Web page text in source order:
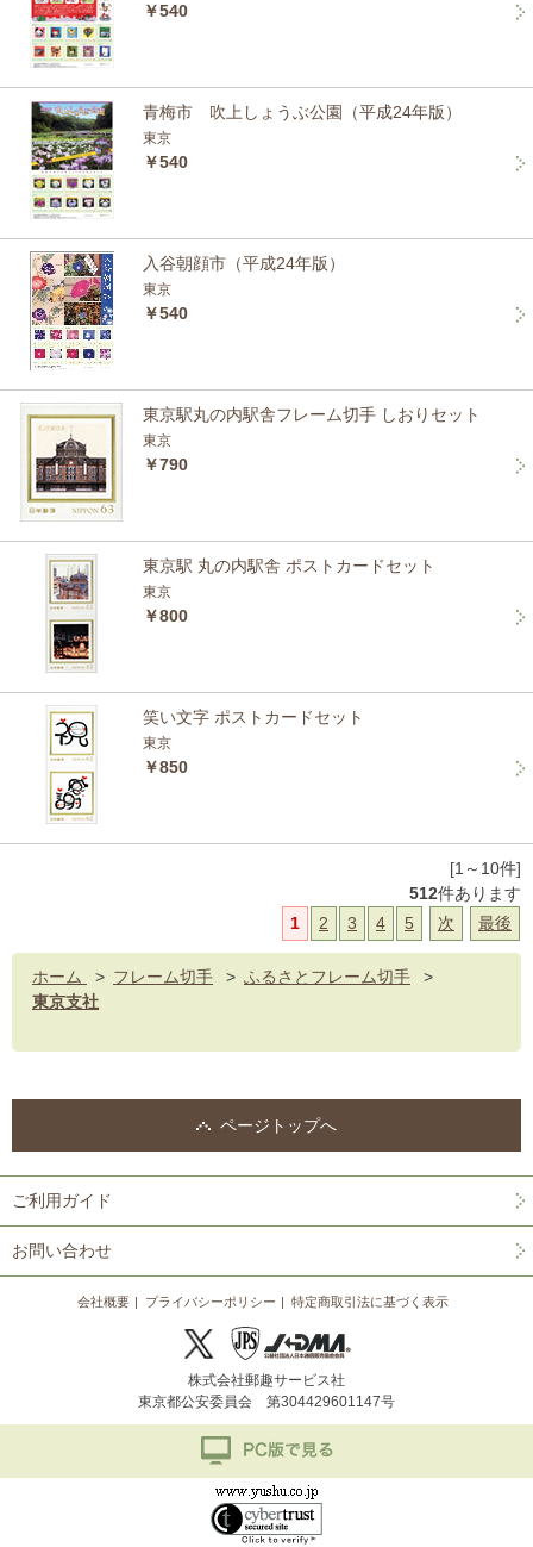
￥540
青梅市 吹上しょうぶ公園（平成24年版）
東京
￥540
入谷朝顔市（平成24年版）
東京
￥540
東京駅丸の内駅舎フレーム切手 しおりセット
東京
￥790
東京駅 丸の内駅舎 ポストカードセット
東京
￥800
笑い文字 ポストカードセット
東京
￥850
[1～10件]
512件あります
1
2 3 4 5 次 最後
ホーム > フレーム切手 > ふるさとフレーム切手
>
東京支社
ページトップへ
ご利用ガイド
お問い合わせ
会社概要 プライバシーポリシー 特定商取引法に基づく表示
株式会社郵趣サービス社
東京都公安委員会 第304429601147号